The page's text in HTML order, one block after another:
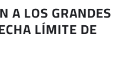
A LOS GRANDES
LÍMITE DE